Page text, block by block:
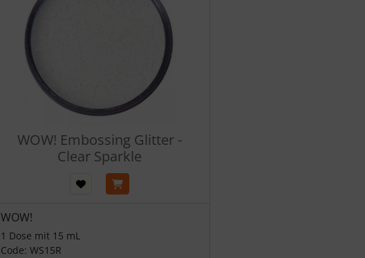
WOW! Embossing Glitter -
Clear Sparkle
WOW!
1 Dose mit 15 mL
Code: WS15R